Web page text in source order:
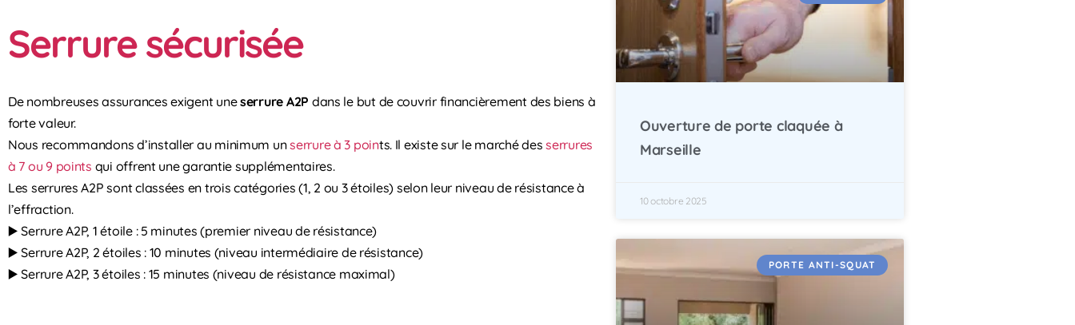
Serrure sécurisée
De nombreuses assurances exigent uneserrure A2P dans le but de couvrir financièrement des biens à
forte valeur.
Nous recommandons d’installer au minimum unserrure à 3 points. Il existe sur le marché desserrures
à 7 ou 9 points qui offrent une garantie supplémentaires.
Les serrures A2P sont classées en trois catégories (1, 2 ou 3 étoiles) selon leur niveau de résistance à
l’effraction.
▶️ Serrure A2P, 1 étoile : 5 minutes (premier niveau de résistance)
▶️ Serrure A2P, 2 étoiles : 10 minutes (niveau intermédiaire de résistance)
▶️ Serrure A2P, 3 étoiles : 15 minutes (niveau de résistance maximal)
Ouverture de porte claquée à
Marseille
10 octobre 2025
PORTE ANTI-SQUAT